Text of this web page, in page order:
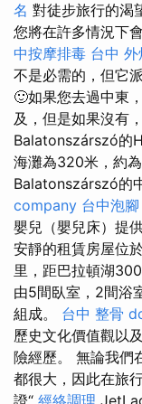
名 對徒步旅行的渴
您將在許多情況下
中按摩排毒 台中
不是必需的，但它
🙂如果您去過中東
及，但是如果沒有
Balatonszárszó的
海灘為320米，約為
Balatonszárszó的
company 台中泡腳
嬰兒（嬰兒床）提
安靜的租賃房屋位
里，距巴拉頓湖300
由5間臥室，2間浴
組成。 台中 整骨
歷史文化價值觀以
險經歷。 無論我們
都很大，因此在旅
證“ 經絡調理